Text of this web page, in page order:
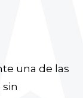
una de las